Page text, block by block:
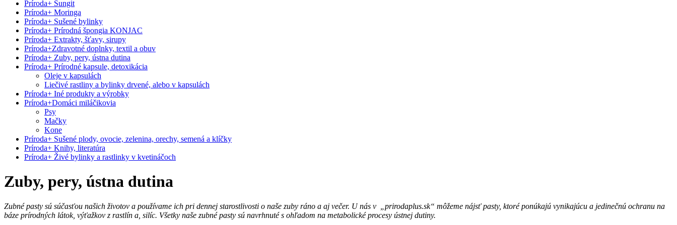
Príroda+ Šungit
Príroda+ Moringa
Príroda+ Sušené bylinky
Príroda+ Prírodná špongia KONJAC
Príroda+ Extrakty, šťavy, sirupy
Príroda+Zdravotné doplnky, textil a obuv
Príroda+ Zuby, pery, ústna dutina
Príroda+ Prírodné kapsule, detoxikácia
Oleje v kapsulách
Liečivé rastliny a bylinky drvené, alebo v kapsulách
Príroda+ Iné produkty a výrobky
Príroda+Domáci miláčikovia
Psy
Mačky
Kone
Príroda+ Sušené plody, ovocie, zelenina, orechy, semená a klíčky
Príroda+ Knihy, literatúra
Príroda+ Živé bylinky a rastlinky v kvetináčoch
Zuby, pery, ústna dutina
Zubné pasty sú súčasťou našich životov a používame ich pri dennej starostlivosti o naše zuby ráno a aj večer. U nás v „prirodaplus.sk“ môžeme nájsť pasty, ktoré ponúkajú vynikajúcu a jedinečnú ochranu na
báze prírodných látok, výťažkov z rastlín a, silíc. Všetky naše zubné pasty sú navrhnuté s ohľadom na metabolické procesy ústnej dutiny.